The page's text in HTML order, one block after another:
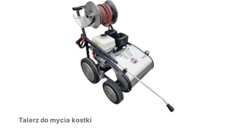
Talerz do mycia kostki